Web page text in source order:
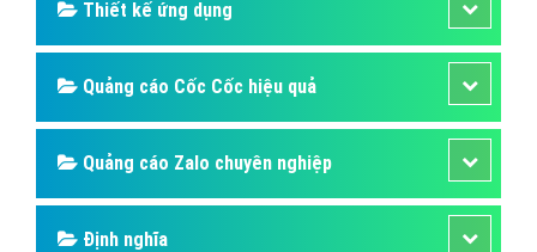
Thiết kế ứng dụng
Quảng cáo Cốc Cốc hiệu quả
Quảng cáo Zalo chuyên nghiệp
Định nghĩa